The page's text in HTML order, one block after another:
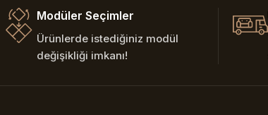
Modüler Seçimler
Ürünlerde istediğiniz modül
değişikliği imkanı!